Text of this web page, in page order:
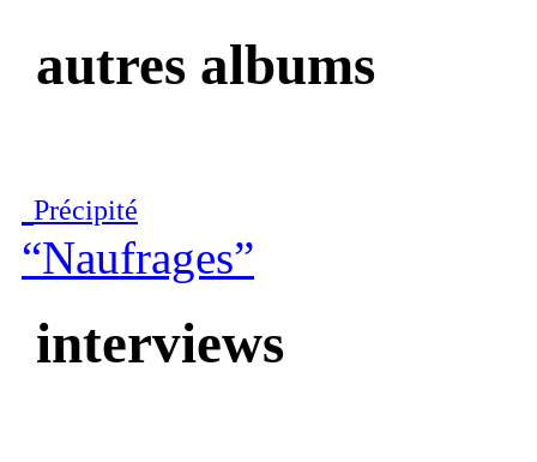
autres albums
Précipité
“Naufrages”
interviews